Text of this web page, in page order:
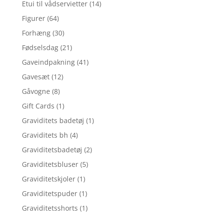
Etui til vådservietter (14)
Figurer (64)
Forhæng (30)
Fødselsdag (21)
Gaveindpakning (41)
Gavesæt (12)
Gåvogne (8)
Gift Cards (1)
Graviditets badetøj (1)
Graviditets bh (4)
Graviditetsbadetøj (2)
Graviditetsbluser (5)
Graviditetskjoler (1)
Graviditetspuder (1)
Graviditetsshorts (1)